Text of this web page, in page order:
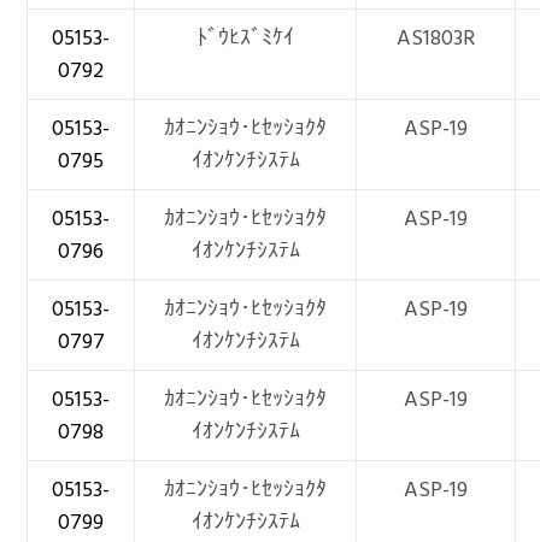
05153-
0792
ﾄﾞｳﾋｽﾞﾐｹｲ AS1803R
05153-
0795
ｶｵﾆﾝｼｮｳ･ﾋｾｯｼｮｸﾀ
ｲｵﾝｹﾝﾁｼｽﾃﾑ
ASP-19
05153-
0796
ｶｵﾆﾝｼｮｳ･ﾋｾｯｼｮｸﾀ
ｲｵﾝｹﾝﾁｼｽﾃﾑ
ASP-19
05153-
0797
ｶｵﾆﾝｼｮｳ･ﾋｾｯｼｮｸﾀ
ｲｵﾝｹﾝﾁｼｽﾃﾑ
ASP-19
05153-
0798
ｶｵﾆﾝｼｮｳ･ﾋｾｯｼｮｸﾀ
ｲｵﾝｹﾝﾁｼｽﾃﾑ
ASP-19
05153-
0799
ｶｵﾆﾝｼｮｳ･ﾋｾｯｼｮｸﾀ
ｲｵﾝｹﾝﾁｼｽﾃﾑ
ASP-19